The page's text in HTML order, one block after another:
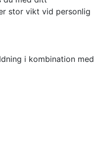
stor vikt vid personlig
i kombination med